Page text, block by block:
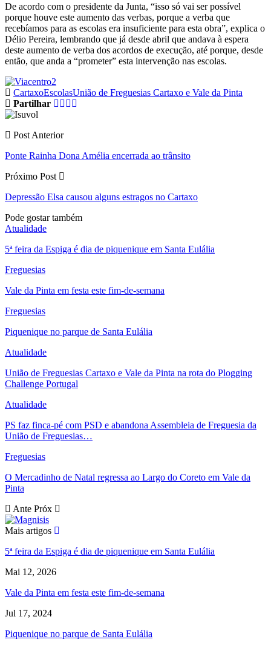
De acordo com o presidente da Junta, “isso só vai ser possível
porque houve este aumento das verbas, porque a verba que
recebíamos para as escolas era insuficiente para esta obra”, explica o
Délio Pereira, lembrando que já desde abril que andava à espera
deste aumento de verba dos acordos de execução, até porque, desde
então, que anda a “prometer” esta intervenção nas escolas.
CartaxoEscolasUnião de Freguesias Cartaxo e Vale da Pinta
Partilhar
Post Anterior
Ponte Rainha Dona Amélia encerrada ao trânsito
Próximo Post
Depressão Elsa causou alguns estragos no Cartaxo
Pode gostar também
Atualidade
5ª feira da Espiga é dia de piquenique em Santa Eulália
Freguesias
Vale da Pinta em festa este fim-de-semana
Freguesias
Piquenique no parque de Santa Eulália
Atualidade
União de Freguesias Cartaxo e Vale da Pinta na rota do Plogging
Challenge Portugal
Atualidade
PS faz finca-pé com PSD e abandona Assembleia de Freguesia da
União de Freguesias…
Freguesias
O Mercadinho de Natal regressa ao Largo do Coreto em Vale da
Pinta
Ante Próx
Mais artigos
5ª feira da Espiga é dia de piquenique em Santa Eulália
Mai 12, 2026
Vale da Pinta em festa este fim-de-semana
Jul 17, 2024
Piquenique no parque de Santa Eulália